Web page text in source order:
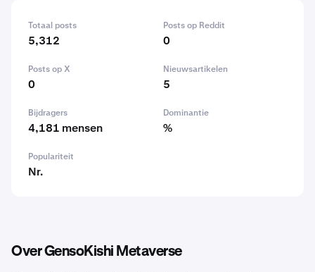
Totaal posts
5,312
Posts op Reddit
0
Posts op X
0
Nieuwsartikelen
5
Bijdragers
4,181 mensen
Dominantie
%
Populariteit
Nr.
Over GensoKishi Metaverse